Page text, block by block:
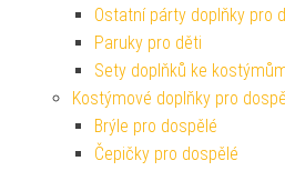
Ostatní párty doplňky pro
Paruky pro děti
Sety doplňků ke
Kostýmové doplňky pro
Brýle pro dospělé
Čepičky pro dospělé